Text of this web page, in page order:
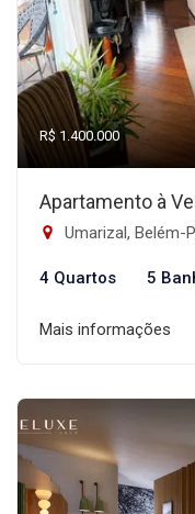
R$ 1.400.000
Apartamento à
Umarizal, Belém-
4 Quartos 5
Mais informações